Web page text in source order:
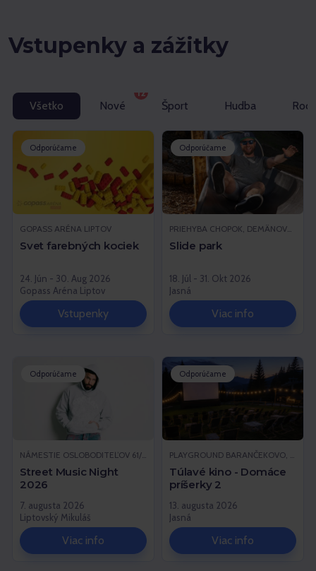
Vstupenky a zážitky
Všetko Nové
12
Šport Hudba
Odporúčame
GOPASS ARÉNA LIPTOV
Svet farebných kociek
24. Jún - 30. Aug 2026
Gopass Aréna Liptov
Vstupenky
Odporúčame
PRIEHYBA CHOPOK, DEMÄNOVSKÁ DOLINA
Slide park
18. Júl - 31. Okt 2026
Jasná
Viac info
Odporúčame
NÁMESTIE OSLOBODITEĽOV 61/1, LIPTOVSKÝ MIKULÁŠ
Street Music Night
2026
7. augusta 2026
Liptovský Mikuláš
Viac info
Odporúčame
PLAYGROUND BARANČEKOVO, DEMÄNOVSKÁ DOLINA
Túlavé kino - Domáce
príšerky 2
13. augusta 2026
Jasná
Viac info